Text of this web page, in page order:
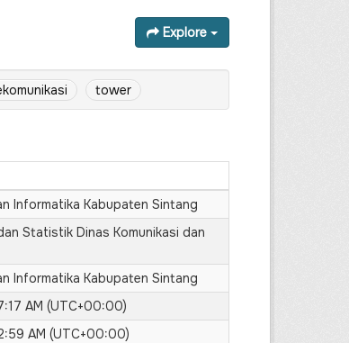
Explore
tower
Informatika Kabupaten Sintang
Statistik Dinas Komunikasi dan
Informatika Kabupaten Sintang
AM (UTC+00:00)
AM (UTC+00:00)